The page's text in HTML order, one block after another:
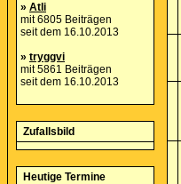
» Atli
mit 6805 Beiträgen
seit dem 16.10.2013
» tryggvi
mit 5861 Beiträgen
seit dem 16.10.2013
Zufallsbild
Heutige Termine